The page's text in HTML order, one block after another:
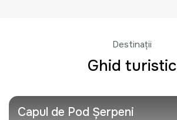
Destinații
Ghid turistic
Capul de Pod Șerpeni